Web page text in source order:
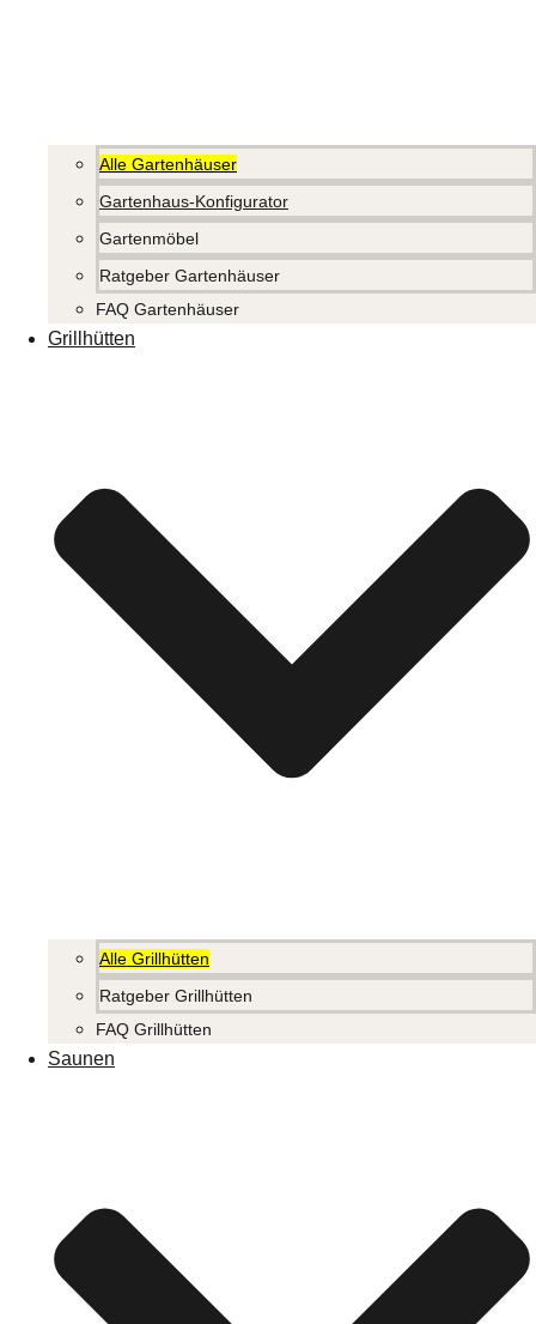
Alle Gartenhäuser
Gartenhaus-Konfigurator
Gartenmöbel
Ratgeber Gartenhäuser
FAQ Gartenhäuser
Grillhütten
Alle Grillhütten
Ratgeber Grillhütten
FAQ Grillhütten
Saunen